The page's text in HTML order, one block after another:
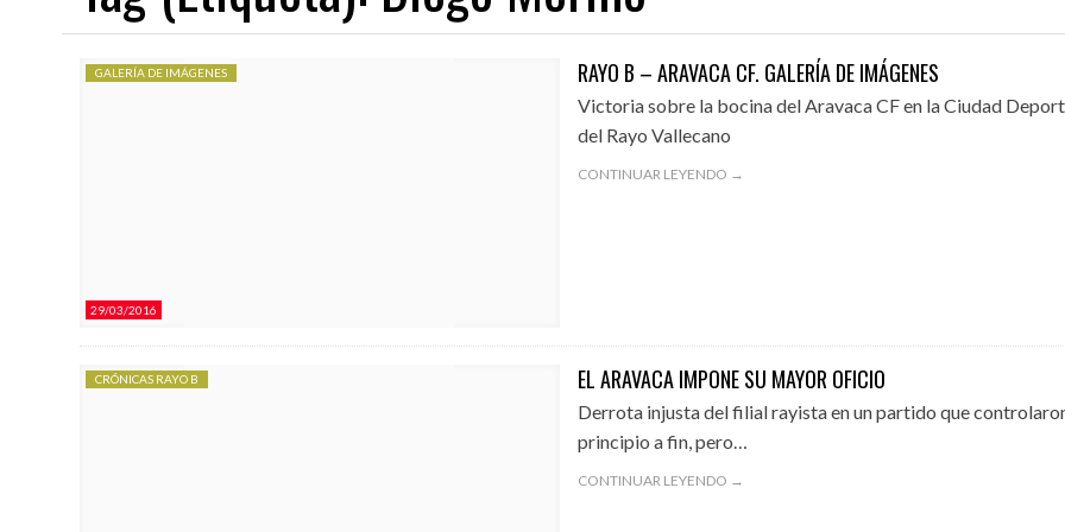
EL RAYO B 2026/27 COMIENZA EN EL EXILIO
01/08/2026
¡QUE OS DEN MORCILLA!
31/07/2026
29/03/2016
GALERÍA DE IMÁGENES RAYO B – ARAVACA CF. GALERÍA DE IMÁGENES
Victoria sobre la bocina del Aravaca CF en la Ciudad
del Rayo Vallecano
CONTINUAR LEYENDO →
CRÓNICAS RAYO B EL ARAVACA IMPONE SU MAYOR OFICIO
Derrota injusta del filial rayista en un partido que
principio a fin, pero…
CONTINUAR LEYENDO →